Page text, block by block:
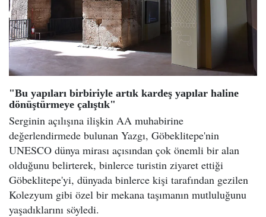
"Bu yapıları birbiriyle artık kardeş yapılar haline
dönüştürmeye çalıştık"
Serginin açılışına ilişkin AA muhabirine
değerlendirmede bulunan Yazgı, Göbeklitepe'nin
UNESCO dünya mirası açısından çok önemli bir alan
olduğunu belirterek, binlerce turistin ziyaret ettiği
Göbeklitepe'yi, dünyada binlerce kişi tarafından gezilen
Kolezyum gibi özel bir mekana taşımanın mutluluğunu
yaşadıklarını söyledi.